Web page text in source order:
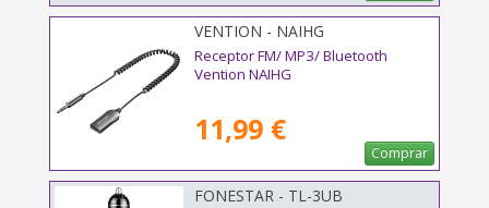
VENTION - NAIHG
Receptor FM/ MP3/ Bluetooth
Vention NAIHG
11,99 €
Comprar
FONESTAR - TL-3UB